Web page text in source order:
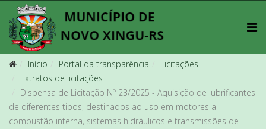
Início Portal da transparência
Licitações
Extratos de licitações
Dispensa de Licitação Nº 23/2025 - Aquisição de lubrificantes
de diferentes tipos, destinados ao uso em motores a
combustão interna, sistemas hidráulicos e transmissões de